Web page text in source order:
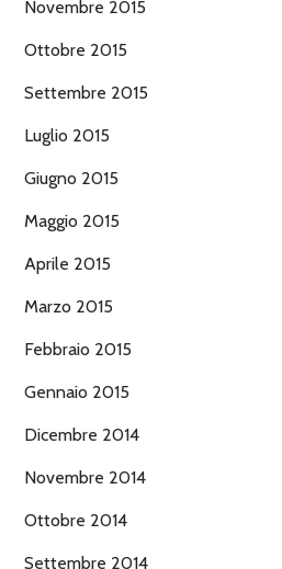
Novembre 2015
Ottobre 2015
Settembre 2015
Luglio 2015
Giugno 2015
Maggio 2015
Aprile 2015
Marzo 2015
Febbraio 2015
Gennaio 2015
Dicembre 2014
Novembre 2014
Ottobre 2014
Settembre 2014